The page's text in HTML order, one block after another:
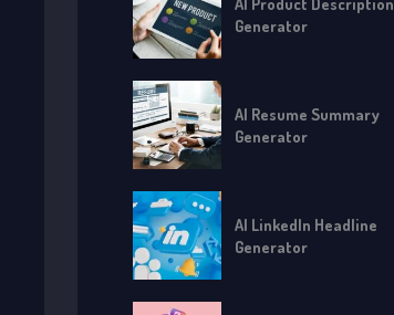
Generator
AI Resume Summary
Generator
AI LinkedIn Headline
Generator